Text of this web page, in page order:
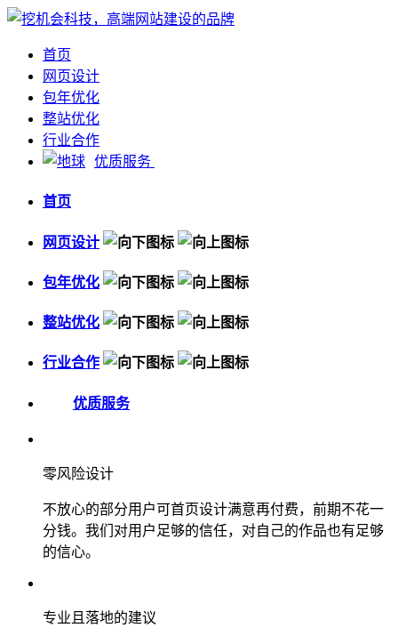
首页
网页设计
包年优化
整站优化
行业合作
优质服务
首页
网页设计
包年优化
整站优化
行业合作
优质服务
零风险设计
不放心的部分用户可首页设计满意再付费，前期不花一
分钱。我们对用户足够的信任，对自己的作品也有足够
的信心。
专业且落地的建议